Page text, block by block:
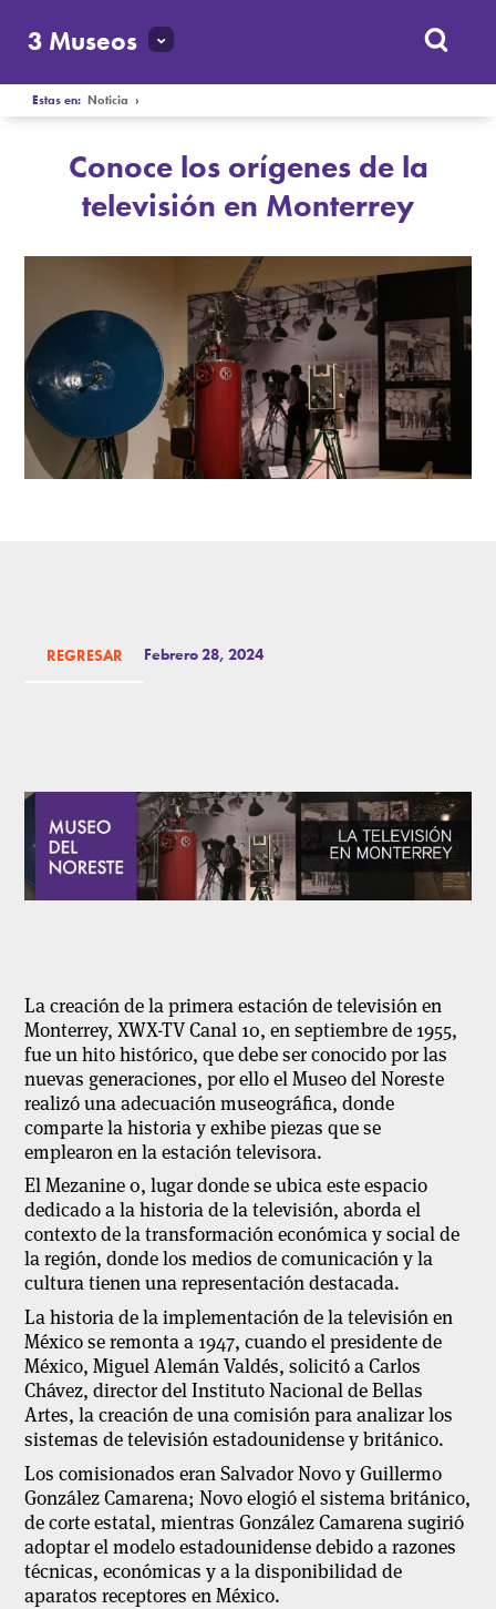
3 Museos
Estas en:Noticia ›
Conoce los orígenes de la
televisión en Monterrey
REGRESAR Febrero 28, 2024
La creación de la primera estación de televisión en
Monterrey, XWX-TV Canal 10, en septiembre de 1955,
fue un hito histórico, que debe ser conocido por las
nuevas generaciones, por ello el Museo del Noreste
realizó una adecuación museográfica, donde
comparte la historia y exhibe piezas que se
emplearon en la estación televisora.
El Mezanine 0, lugar donde se ubica este espacio
dedicado a la historia de la televisión, aborda el
contexto de la transformación económica y social de
la región, donde los medios de comunicación y la
cultura tienen una representación destacada.
La historia de la implementación de la televisión en
México se remonta a 1947, cuando el presidente de
México, Miguel Alemán Valdés, solicitó a Carlos
Chávez, director del Instituto Nacional de Bellas
Artes, la creación de una comisión para analizar los
sistemas de televisión estadounidense y británico.
Los comisionados eran Salvador Novo y Guillermo
González Camarena; Novo elogió el sistema británico,
de corte estatal, mientras González Camarena sugirió
adoptar el modelo estadounidense debido a razones
técnicas, económicas y a la disponibilidad de
aparatos receptores en México.